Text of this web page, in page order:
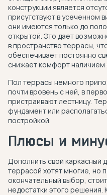
конструкции является
присутствуют в усеченном
они имеются только до
открытой. Это дает
в пространство террасы,
обеспечивает постоянно
снижает комфорт наличием
Пол террасы немного
почти вровень с ней, в
пристраивают лестницу.
фундамент или
постройкой.
Плюсы и
Дополнить свой каркасный
террасой хотят многие, но
окончательный выбор,
недостатки этого решения.